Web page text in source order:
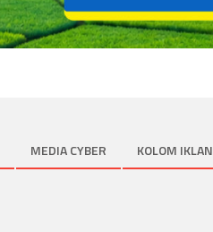
MEDIA CYBER
KOLOM IKLAN